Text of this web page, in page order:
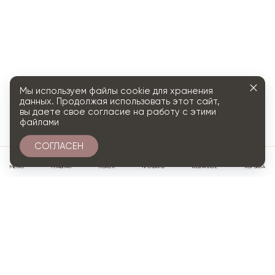
МЕНЮ ГЛАВНАЯ ПОИСК ПРОФИЛЬ ИЗБРАННОЕ КОРЗИНА
Мы используем файлы cookie для хранения
данных. Продолжая использовать этот сайт,
вы даете свое согласие на работу с этими
файлами
СОГЛАСЕН